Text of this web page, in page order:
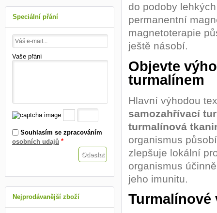
do podoby
permanentní
magnetoterapie
ještě násobí.
Objevte
turmalínem
Hlavní výhodou
samozahřívací
turmalínová
organismus
zlepšuje lokální
organismus
jeho imunitu.
Turmalínové
Speciální přání
Vaše přání
Souhlasím se zpracováním
osobních udajů *
Nejprodávanější zboží